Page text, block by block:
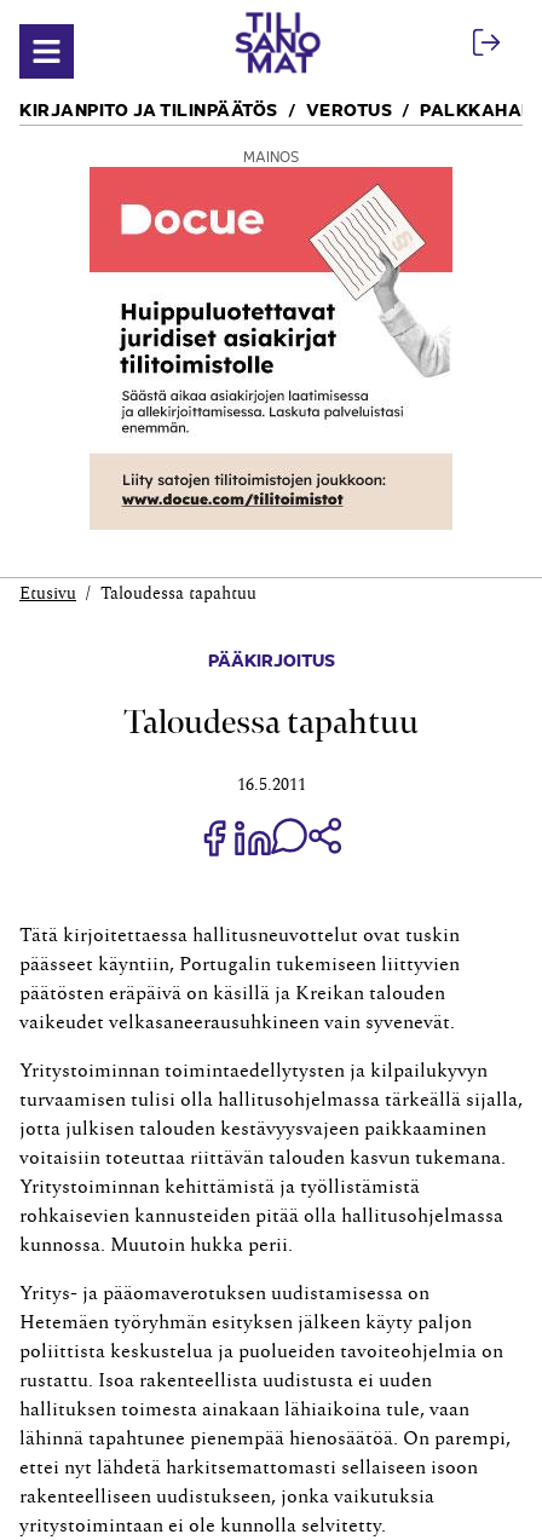
Avaa valikko
KIRJANPITO JA TILINPÄÄTÖS VEROTUS
MAINOS
Etusivu Taloudessa tapahtuu
PÄÄKIRJOITUS
Taloudessa tapahtuu
16.5.2011
Jaa Share on Facebook
Jaa Share on LinkedIn
Jaa WhatsApp-viestinä
Tätä kirjoitettaessa hallitusneuvottelut ovat tuskin
päässeet käyntiin, Portugalin tukemiseen liittyvien
päätösten eräpäivä on käsillä ja Kreikan talouden
vaikeudet velkasaneerausuhkineen vain syvenevät.
Yritystoiminnan toimintaedellytysten ja kilpailukyvyn
turvaamisen tulisi olla hallitusohjelmassa tärkeällä sijalla,
jotta julkisen talouden kestävyysvajeen paikkaaminen
voitaisiin toteuttaa riittävän talouden kasvun tukemana.
Yritystoiminnan kehittämistä ja työllistämistä
rohkaisevien kannusteiden pitää olla hallitusohjelmassa
kunnossa. Muutoin hukka perii.
Yritys- ja pääomaverotuksen uudistamisessa on
Hetemäen työryhmän esityksen jälkeen käyty paljon
poliittista keskustelua ja puolueiden tavoiteohjelmia on
rustattu. Isoa rakenteellista uudistusta ei uuden
hallituksen toimesta ainakaan lähiaikoina tule, vaan
lähinnä tapahtunee pienempää hienosäätöä. On parempi,
ettei nyt lähdetä harkitsemattomasti sellaiseen isoon
rakenteelliseen uudistukseen, jonka vaikutuksia
yritystoimintaan ei ole kunnolla selvitetty.